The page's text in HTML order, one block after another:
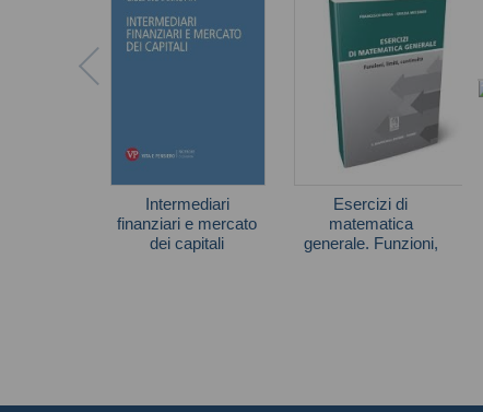
Intermediari
finanziari e mercato
dei capitali
Esercizi di
matematica
generale. Funzioni,